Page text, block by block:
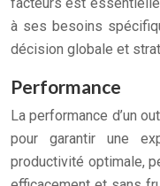
à ses besoins
décision globale et
Performance
La performance d’un
pour garantir une
productivité optimale,